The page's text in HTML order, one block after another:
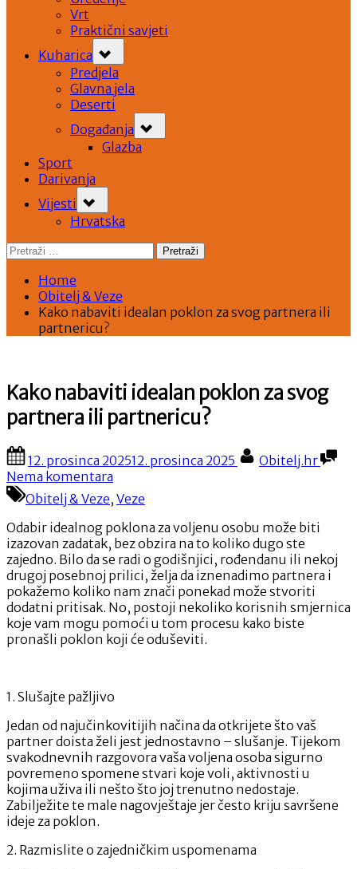
Vrt
Praktični savjeti
Kuharica
sub-
menu
Predjela
Glavna jela
Deserti
Događanja
sub-
menu
Glazba
Sport
Darivanja
Vijesti
sub-
menu
Hrvatska
Pretraži:
Home
Obitelj & Veze
Kako nabaviti idealan poklon za svog partnera ili
partnericu?
Kako nabaviti idealan poklon za svog
partnera ili partnericu?
Posted
on
12. prosinca 202512. prosinca 2025 By
Obitelj.hr
Nema komentara
Kako
nabaviti
idealan
poklon
za
svog
partnera
ili
partnericu?
Obitelj & Veze, Veze
Odabir idealnog poklona za voljenu osobu može biti
izazovan zadatak, bez obzira na to koliko dugo ste
zajedno. Bilo da se radi o godišnjici, rođendanu ili nekoj
drugoj posebnoj prilici, želja da iznenadimo partnera i
pokažemo koliko nam znači ponekad može stvoriti
dodatni pritisak. No, postoji nekoliko korisnih smjernica
koje vam mogu pomoći u tom procesu kako biste
pronašli poklon koji će oduševiti.
1. Slušajte pažljivo
Jedan od najučinkovitijih načina da otkrijete što vaš
partner doista želi jest jednostavno – slušanje. Tijekom
svakodnevnih razgovora vaša voljena osoba sigurno
povremeno spomene stvari koje voli, aktivnosti u
kojima uživa ili nešto što joj trenutno nedostaje.
Zabilježite te male nagovještaje jer često kriju savršene
ideje za poklon.
2. Razmislite o zajedničkim uspomenama